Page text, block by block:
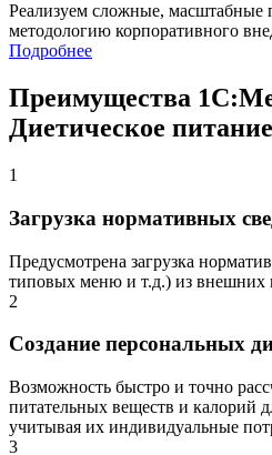
Реализуем сложные, масштабные
методологию корпоративного
Подробнее
Преимущества
Диетическое питание
1
Загрузка нормативных
Предусмотрена загрузка
типовых меню и т.д.) из внешних
2
Создание персональных
Возможность быстро и точно
питательных веществ и калорий
учитывая их индивидуальные
3